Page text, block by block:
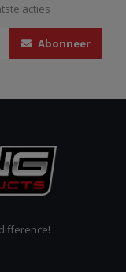
acties
Abonneer